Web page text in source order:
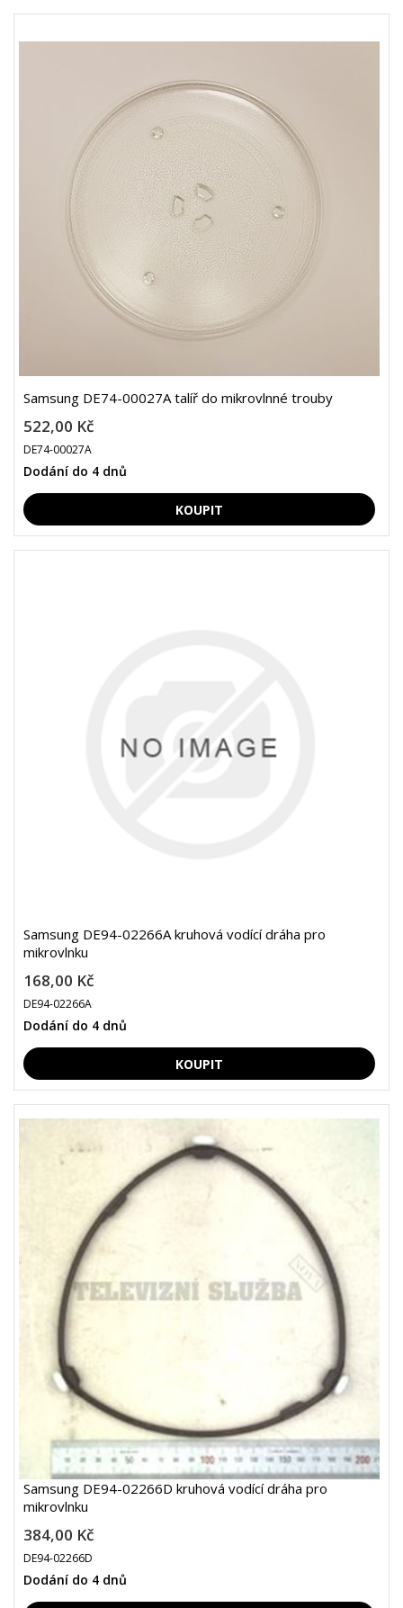
Samsung DE74-00027A talíř do mikrovlnné trouby
522,00 Kč
DE74-00027A
Dodání do 4 dnů
Samsung DE94-02266A kruhová vodící dráha pro
mikrovlnku
168,00 Kč
DE94-02266A
Dodání do 4 dnů
Samsung DE94-02266D kruhová vodící dráha pro
mikrovlnku
384,00 Kč
DE94-02266D
Dodání do 4 dnů